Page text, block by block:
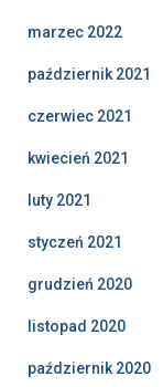
marzec 2022
październik 2021
czerwiec 2021
kwiecień 2021
luty 2021
styczeń 2021
grudzień 2020
listopad 2020
październik 2020